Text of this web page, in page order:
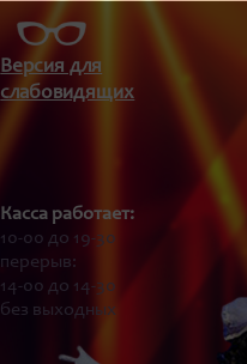
Касса работает:
10-00 до 19-30
перерыв:
14-00 до 14-30
без выходных
Версия для
слабовидящих